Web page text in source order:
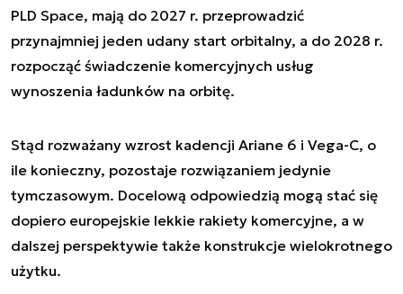
PLD Space, mają do 2027 r. przeprowadzić
przynajmniej jeden udany start orbitalny, a do 2028 r.
rozpocząć świadczenie komercyjnych usług
wynoszenia ładunków na orbitę.
Stąd rozważany wzrost kadencji Ariane 6 i Vega-C, o
ile konieczny, pozostaje rozwiązaniem jedynie
tymczasowym. Docelową odpowiedzią mogą stać się
dopiero europejskie lekkie rakiety komercyjne, a w
dalszej perspektywie także konstrukcje wielokrotnego
użytku.